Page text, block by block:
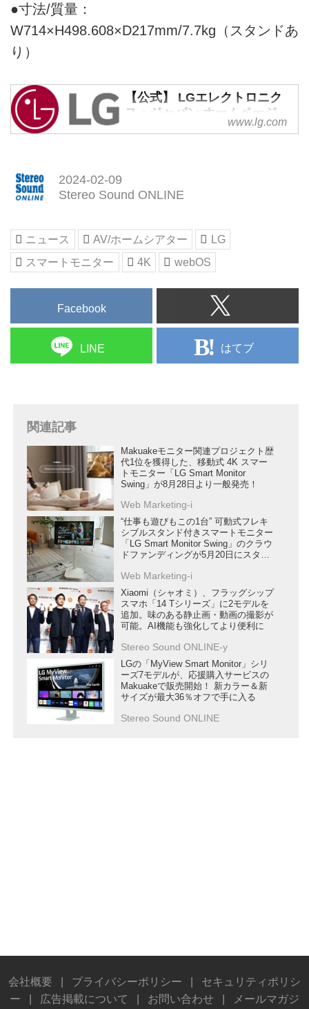
●寸法/質量：
W714×H498.608×D217mm/7.7kg（スタンドあ
り）
【公式】 LGエレクトロニク
ス・ジャパン ホームページ
(LG Electronics Japan) | LG
ソコン、モニター、プロジェクタ
新製品や製品の詳細情報、サポー
ト情報、カスタマーサポートセン
ターへのお問い合わせ、取扱い店
舗などの情報をご覧いただけま
す。 | LG JP
www.lg.com
2024-02-09
Stereo Sound ONLINE
ニュース AV/ホームシアター
LG
スマートモニター
4K webOS
Facebook
LINE はてブ
関連記事
Makuakeモニター関連プロジェクト歴
代1位を獲得した、移動式 4K スマー
トモニター「LG Smart Monitor
Swing」が8月28日より一般発売！
Web Marketing-i
“仕事も遊びもこの1台” 可動式フレキ
シブルスタンド付きスマートモニター
「LG Smart Monitor Swing」のクラウ
ドファンディングが5月20日にスター
Web Marketing-i
Xiaomi（シャオミ）、フラッグシップ
スマホ「14 Tシリーズ」に2モデルを
追加。味のある静止画・動画の撮影が
可能。AI機能も強化してより便利に
Stereo Sound ONLINE-y
LGの「MyView Smart Monitor」シリ
ーズ7モデルが、応援購入サービスの
Makuakeで販売開始！ 新カラー＆新
サイズが最大36％オフで手に入る
Stereo Sound ONLINE
会社概要 プライバシーポリシー
セキュリティポリシ
ー
広告掲載について お問い合わせ メールマガジ